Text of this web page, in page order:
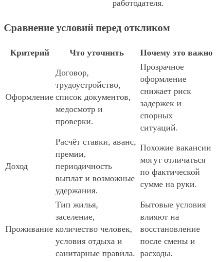
работодателя.
Сравнение условий перед откликом
Критерий Что уточнить Почему это важно
Оформление
Договор,
трудоустройство,
список документов,
медосмотр и
проверки.
Прозрачное
оформление
снижает риск
задержек и
спорных
ситуаций.
Доход
Расчёт ставки, аванс,
премии,
периодичность
выплат и возможные
удержания.
Похожие вакансии
могут отличаться
по фактической
сумме на руки.
Проживание
Тип жилья,
заселение,
количество человек,
условия отдыха и
санитарные правила.
Бытовые условия
влияют на
восстановление
после смены и
расходы.